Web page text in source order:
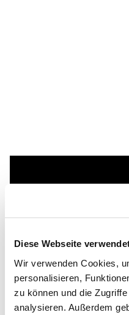
Diese Webseite
Wir verwenden Cookies,
personalisieren,
zu können und die
analysieren. Außerdem
Dies